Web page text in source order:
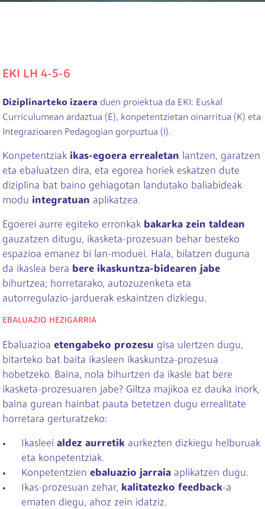
EKI LH 4-5-6
Diziplinarteko izaera duen proiektua da EKI: Euskal
Curriculumean ardaztua (E), konpetentzietan oinarritua (K) eta
Integrazioaren Pedagogian gorpuztua (I).
Konpetentziak ikas-egoera errealetan lantzen, garatzen
eta ebaluatzen dira, eta egorea horiek eskatzen dute
diziplina bat baino gehiagotan landutako baliabideak
modu integratuan aplikatzea.
Egoerei aurre egiteko erronkak bakarka zein taldean
gauzatzen ditugu, ikasketa-prozesuan behar besteko
espazioa emanez bi lan-moduei. Hala, bilatzen duguna
da ikaslea bera bere ikaskuntza-bidearen jabe
bihurtzea; horretarako, autozuzenketa eta
autorregulazio-jarduerak eskaintzen dizkiegu.
EBALUAZIO HEZIGARRIA
Ebaluazioa etengabeko prozesu gisa ulertzen dugu,
bitarteko bat baita ikasleen ikaskuntza-prozesua
hobetzeko. Baina, nola bihurtzen da ikasle bat bere
ikasketa-prozesuaren jabe? Giltza majikoa ez dauka inork,
baina gurean hainbat pauta betetzen dugu errealitate
horretara gerturatzeko:
Ikasleei aldez aurretik aurkezten dizkiegu helburuak
eta konpetentziak.
Konpetentzien ebaluazio jarraia aplikatzen dugu.
Ikas-prozesuan zehar, kalitatezko feedback-a
ematen diegu, ahoz zein idatziz.